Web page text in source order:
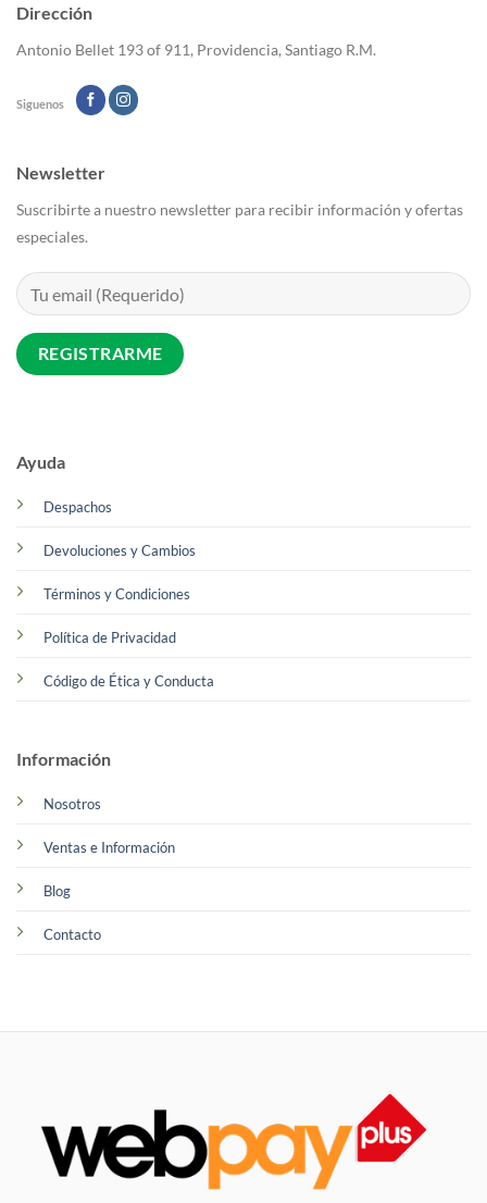
Dirección
Antonio Bellet 193 of 911, Providencia, Santiago R.M.
Siguenos
Ayuda
Despachos
Devoluciones y Cambios
Términos y Condiciones
Política de Privacidad
Código de Ética y Conducta
Información
Nosotros
Ventas e Información
Blog
Contacto
Newsletter
Suscribirte a nuestro newsletter para recibir información y ofertas
especiales.